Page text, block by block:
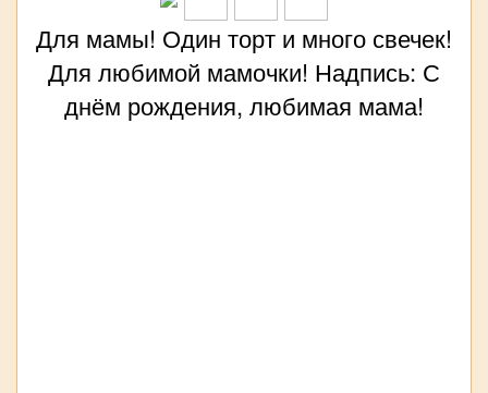
Для мамы! Один торт и много свечек!
Для любимой мамочки! Надпись: С
днём рождения, любимая мама!